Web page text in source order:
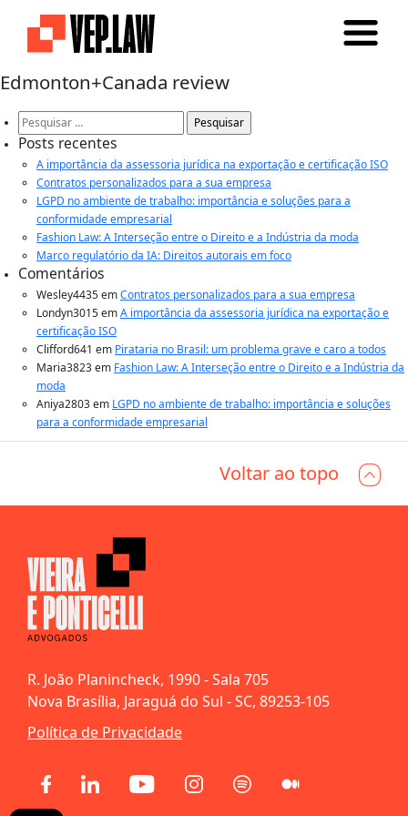
Edmonton+Canada review
Pesquisar
por:
Posts recentes
A importância da assessoria jurídica na exportação e certificação ISO
Contratos personalizados para a sua empresa
LGPD no ambiente de trabalho: importância e soluções para a
conformidade empresarial
Fashion Law: A Interseção entre o Direito e a Indústria da moda
Marco regulatório da IA: Direitos autorais em foco
Comentários
Wesley4435emContratos personalizados para a sua empresa
Londyn3015emA importância da assessoria jurídica na exportação e
certificação ISO
Clifford641 em Pirataria no Brasil: um problema grave e caro a todos
Maria3823em Fashion Law: A Interseção entre o Direito e a Indústria da
moda
Aniya2803em LGPD no ambiente de trabalho: importância e soluções
para a conformidade empresarial
Voltar ao topo
R. João Planincheck, 1990 - Sala 705
Nova Brasília, Jaraguá do Sul - SC, 89253-105
Política de Privacidade